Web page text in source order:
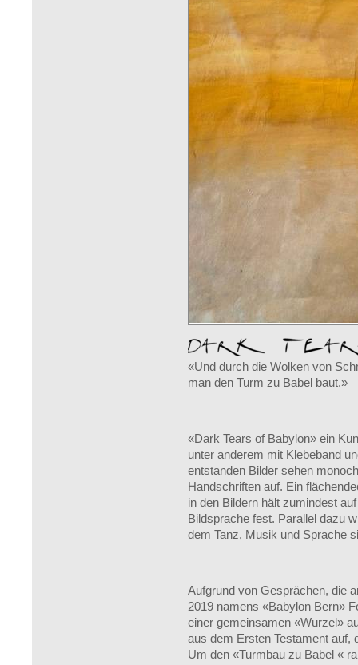
«Und durch die Wolken von
man den Turm zu Babel baut.»
«Dark Tears of Babylon» ein
unter anderem mit Klebeband
entstanden Bilder sehen
Handschriften auf. Ein
in den Bildern hält zumindest
Bildsprache fest. Parallel dazu
dem Tanz, Musik und Sprache
Aufgrund von Gesprächen, die
2019 namens «Babylon Bern»
einer gemeinsamen «Wurzel»
aus dem Ersten Testament auf,
Um den «Turmbau zu Babel «